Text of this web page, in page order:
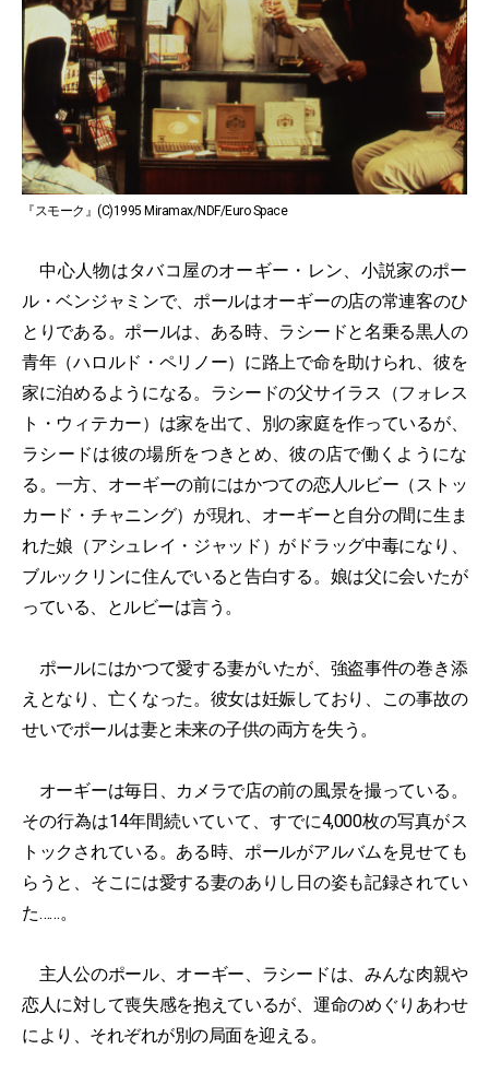
『スモーク』(C)1995 Miramax/NDF/Euro Space
中心人物はタバコ屋のオーギー・レン、小説家のポー
ル・ベンジャミンで、ポールはオーギーの店の常連客のひ
とりである。ポールは、ある時、ラシードと名乗る黒人の
青年（ハロルド・ペリノー）に路上で命を助けられ、彼を
家に泊めるようになる。ラシードの父サイラス（フォレス
ト・ウィテカー）は家を出て、別の家庭を作っているが、
ラシードは彼の場所をつきとめ、彼の店で働くようにな
る。一方、オーギーの前にはかつての恋人ルビー（ストッ
カード・チャニング）が現れ、オーギーと自分の間に生ま
れた娘（アシュレイ・ジャッド）がドラッグ中毒になり、
ブルックリンに住んでいると告白する。娘は父に会いたが
っている、とルビーは言う。
ポールにはかつて愛する妻がいたが、強盗事件の巻き添
えとなり、亡くなった。彼女は妊娠しており、この事故の
せいでポールは妻と未来の子供の両方を失う。
オーギーは毎日、カメラで店の前の風景を撮っている。
その行為は14年間続いていて、すでに4,000枚の写真がス
トックされている。ある時、ポールがアルバムを見せても
らうと、そこには愛する妻のありし日の姿も記録されてい
た……。
主人公のポール、オーギー、ラシードは、みんな肉親や
恋人に対して喪失感を抱えているが、運命のめぐりあわせ
により、それぞれが別の局面を迎える。